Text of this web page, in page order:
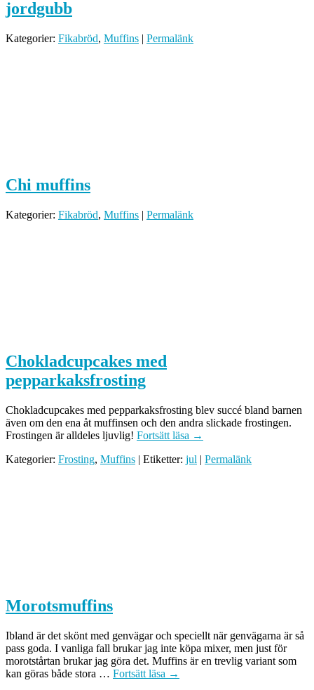
jordgubb
Kategorier: Fikabröd, Muffins | Permalänk
Chi muffins
Kategorier: Fikabröd, Muffins | Permalänk
Chokladcupcakes med
pepparkaksfrosting
Chokladcupcakes med pepparkaksfrosting blev succé bland barnen
även om den ena åt muffinsen och den andra slickade frostingen.
Frostingen är alldeles ljuvlig! Fortsätt läsa →
Kategorier: Frosting, Muffins | Etiketter: jul | Permalänk
Morotsmuffins
Ibland är det skönt med genvägar och speciellt när genvägarna är så
pass goda. I vanliga fall brukar jag inte köpa mixer, men just för
morotstårtan brukar jag göra det. Muffins är en trevlig variant som
kan göras både stora … Fortsätt läsa →